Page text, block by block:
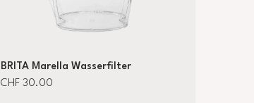
BRITA Marella Wasserfilter
CHF 30.00